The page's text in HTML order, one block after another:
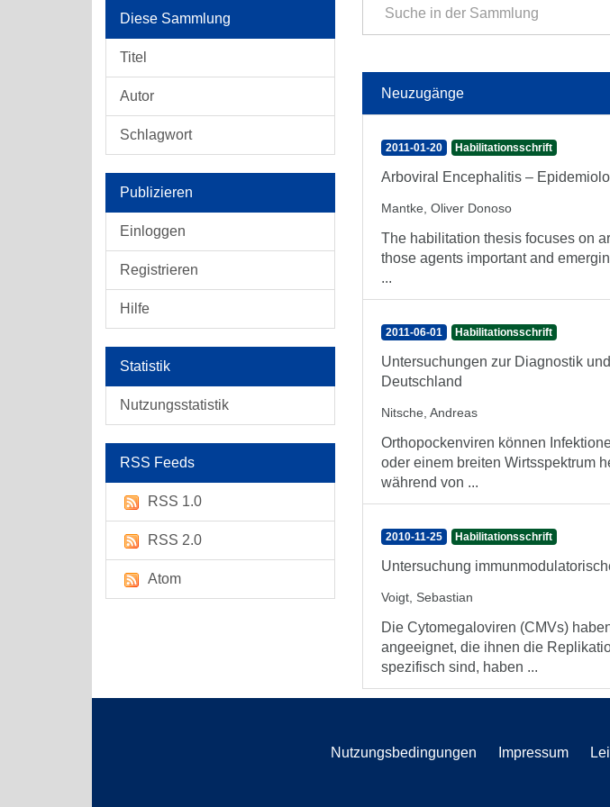
Diese Sammlung
Titel
Autor
Schlagwort
Publizieren
Einloggen
Registrieren
Hilfe
Statistik
Nutzungsstatistik
RSS Feeds
RSS 1.0
RSS 2.0
Atom
Neuzugänge
2011-01-20 Habilitationsschrift
Arboviral Encephalitis –
Mantke, Oliver Donoso
The habilitation thesis focuses on
those agents important and
...
2011-06-01 Habilitationsschrift
Untersuchungen zur Diagnostik
Deutschland
Nitsche, Andreas
Orthopockenviren können
oder einem breiten Wirtsspektrum
während von ...
2010-11-25 Habilitationsschrift
Untersuchung
Voigt, Sebastian
Die Cytomegaloviren (CMVs)
angeeignet, die ihnen die
spezifisch sind, haben ...
Nutzungsbedingungen Impressum